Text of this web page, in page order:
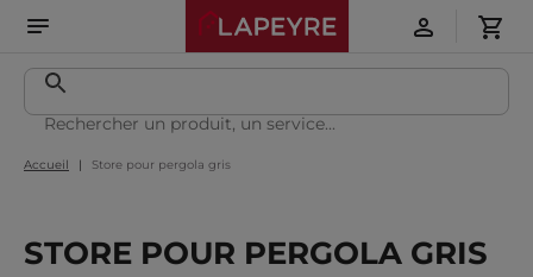
Accueil Store pour pergola gris
STORE POUR PERGOLA GRIS